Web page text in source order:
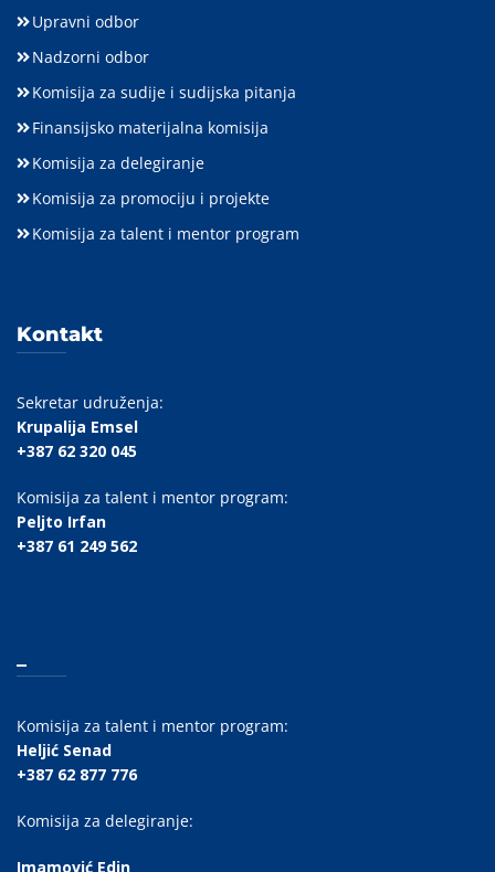
Upravni odbor
Nadzorni odbor
Komisija za sudije i sudijska pitanja
Finansijsko materijalna komisija
Komisija za delegiranje
Komisija za promociju i projekte
Komisija za talent i mentor program
Kontakt
Sekretar udruženja:
Krupalija Emsel
+387 62 320 045
Komisija za talent i mentor program:
Peljto Irfan
+387 61 249 562
Komisija za talent i mentor program:
Heljić Senad
+387 62 877 776
Komisija za delegiranje:
Imamović Edin